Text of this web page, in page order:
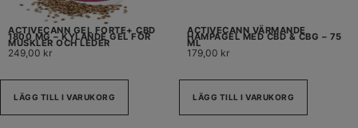
ACTIVECANN GEL FORTE+ CBD
1800 MG – KYLANDE GEL FÖR
MUSKLER OCH LEDER
249,00 kr
LÄGG TILL I VARUKORG
ACTIVECANN VÄRMANDE
HAMPAGEL MED CBD & CBG – 75
ML
179,00 kr
LÄGG TILL I VARUKORG